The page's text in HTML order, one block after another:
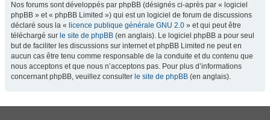
Nos forums sont développés par phpBB (désignés ci-après par « logiciel
phpBB » et « phpBB Limited ») qui est un logiciel de forum de discussions
déclaré sous la « licence publique générale GNU 2.0 » et qui peut être
téléchargé sur le site de phpBB (en anglais). Le logiciel phpBB a pour seul
but de faciliter les discussions sur internet et phpBB Limited ne peut en
aucun cas être tenu comme responsable de la conduite et du contenu que
nous acceptons et que nous n’acceptons pas. Pour plus d’informations
concernant phpBB, veuillez consulter le site de phpBB (en anglais).